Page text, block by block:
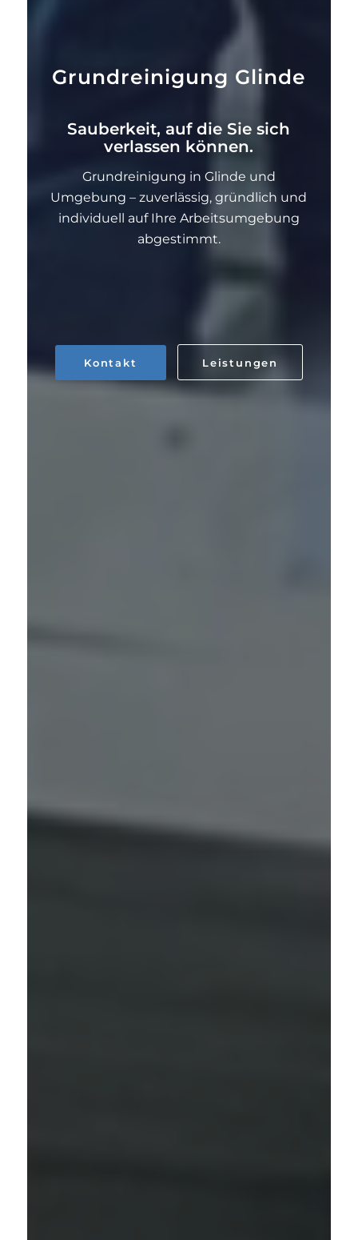
Grundreinigung Glinde
Sauberkeit, auf die Sie sich
verlassen können.
Grundreinigung in Glinde und
Umgebung – zuverlässig, gründlich und
individuell auf Ihre Arbeitsumgebung
abgestimmt.
Kontakt Leistungen